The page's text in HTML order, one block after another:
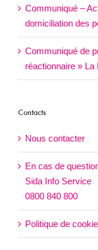
Communiqué –
domiciliation des
Communiqué de
réactionnaire »
Contacts
Nous contacter
En cas de
Sida Info Service
0800 840 800
Politique de